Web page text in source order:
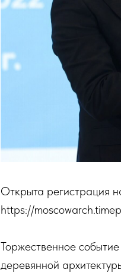
Открыта регистрация
https://
Торжественное
деревянной